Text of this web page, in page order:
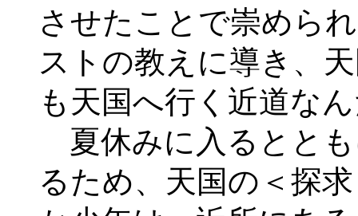
させたことで崇めら
ストの教えに導き、
も天国へ行く近道な
夏休みに入るとと
るため、天国の＜探